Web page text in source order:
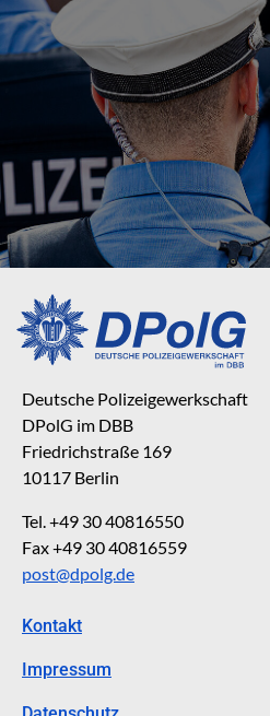
Deutsche Polizeigewerkschaft
DPolG im DBB
Friedrichstraße 169
10117 Berlin
Tel. +49 30 40816550
Fax +49 30 40816559
post@dpolg.de
Kontakt
Impressum